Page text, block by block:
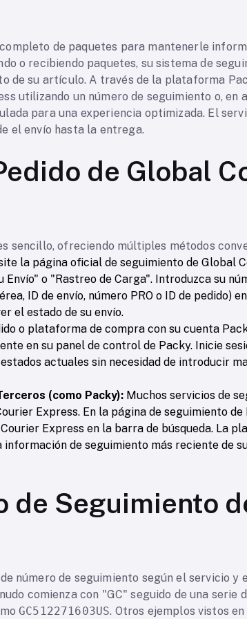
de paquetes para mantenerle
o recibiendo paquetes, su sistema de
de su artículo. A través de la plataforma
utilizando un número de seguimiento o, en
para una experiencia optimizada. El
el envío hasta la entrega.
de Global
sencillo, ofreciendo múltiples métodos
la página oficial de seguimiento de Global
o "Rastreo de Carga". Introduzca su
ID de envío, número PRO o ID de pedido)
el estado de su envío.
o plataforma de compra con su cuenta
en su panel de control de Packy. Inicie
actuales sin necesidad de introducir
(como Packy): Muchos servicios de
Express. En la página de seguimiento
Express en la barra de búsqueda. La
de seguimiento más reciente de
de Seguimiento
número de seguimiento según el servicio y
comienza con "GC" seguido de una serie
GC512271603US. Otros ejemplos vistos